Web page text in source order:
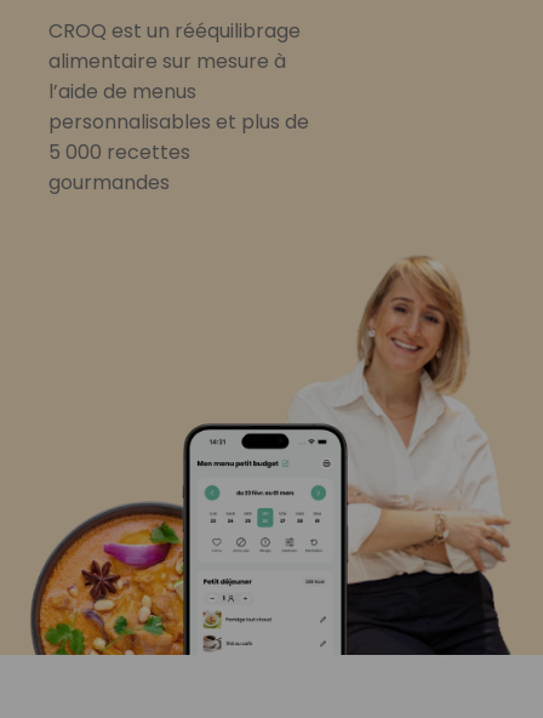
CROQ est un rééquilibrage
alimentaire sur mesure à
l’aide de menus
personnalisables et plus de
5 000 recettes
gourmandes